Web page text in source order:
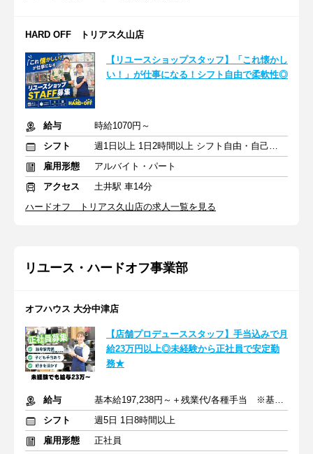
HARD OFF トリアス久山店
【リユースショップスタッフ】「これ懐かし
い！」が仕事になる！シフト自由で柔軟性◎
給与
時給1070円～
シフト
週1日以上 1日2時間以上 シフト自由・自己申告
雇用形態
アルバイト・パート
アクセス
土井駅 車14分
ハードオフ トリアス久山店の求人一覧を見る
リユース・ハードオフ事業部
オフハウス 大分中津店
【店舗プロデューススタッフ】手当込みで月
給23万円以上◎未経験から正社員で安定勤
務★
給与
基本給197,238円～＋残業代/各種手当 ※基本的には月給23万円～
シフト
週5日 1日8時間以上
雇用形態
正社員